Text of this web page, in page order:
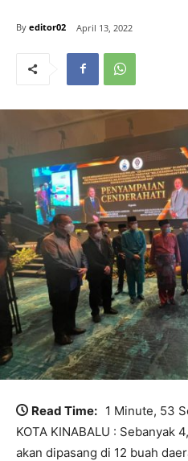
By editor02 April 13, 2022
Read Time: 1 Minute, 53
KOTA KINABALU : Sebanyak
akan dipasang di 12 buah